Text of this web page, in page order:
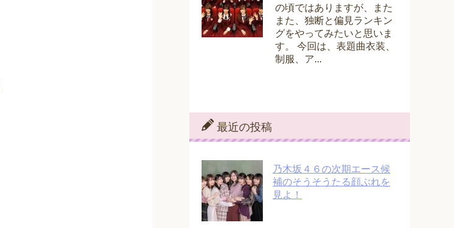
の頃ではありますが、また
また、独断と偏見ランキン
グをやってみたいと思いま
す。 今回は、表題曲衣装、
制服、ア...
最近の投稿
乃木坂４６の次期エース候
補のそうそうたる顔ぶれを
見よ！